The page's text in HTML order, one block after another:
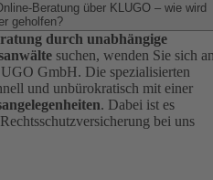
Beratung über KLUGO – wie wird
geholfen?
durch unabhängige
suchen, wenden Sie sich
GmbH. Die spezialisierten
und unbürokratisch mit einer
. Dabei ist es
bei uns